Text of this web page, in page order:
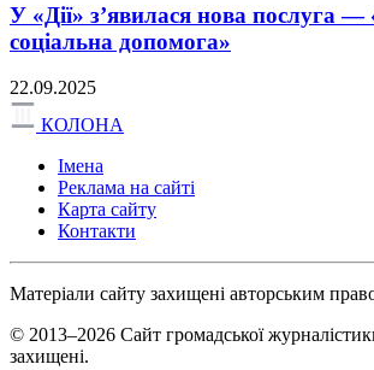
У «Дії» з’явилася нова послуга —
соціальна допомога»
22.09.2025
КОЛОНА
Імена
Реклама на сайті
Карта сайту
Контакти
Матеріали сайту захищені авторським
© 2013–2026 Сайт громадської
захищені.